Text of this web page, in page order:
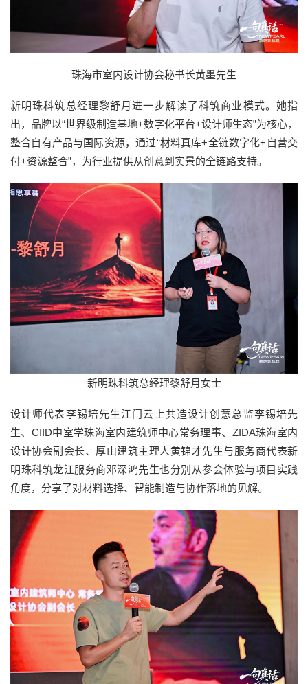
珠海市室内设计协会秘书长黄墨先生
新明珠科筑总经理黎舒月进一步解读了科筑商业模式。她指
出，品牌以“世界级制造基地+数字化平台+设计师生态”为核心，
整合自有产品与国际资源，通过“材料真库+全链数字化+自营交
付+资源整合”，为行业提供从创意到实景的全链路支持。
新明珠科筑总经理黎舒月女士
设计师代表李锡培先生江门云上共造设计创意总监李锡培先
生、CIID中室学珠海室内建筑师中心常务理事、ZIDA珠海室内
设计协会副会长、厚山建筑主理人黄锦才先生与服务商代表新
明珠科筑龙江服务商邓深鸿先生也分别从参会体验与项目实践
角度，分享了对材料选择、智能制造与协作落地的见解。